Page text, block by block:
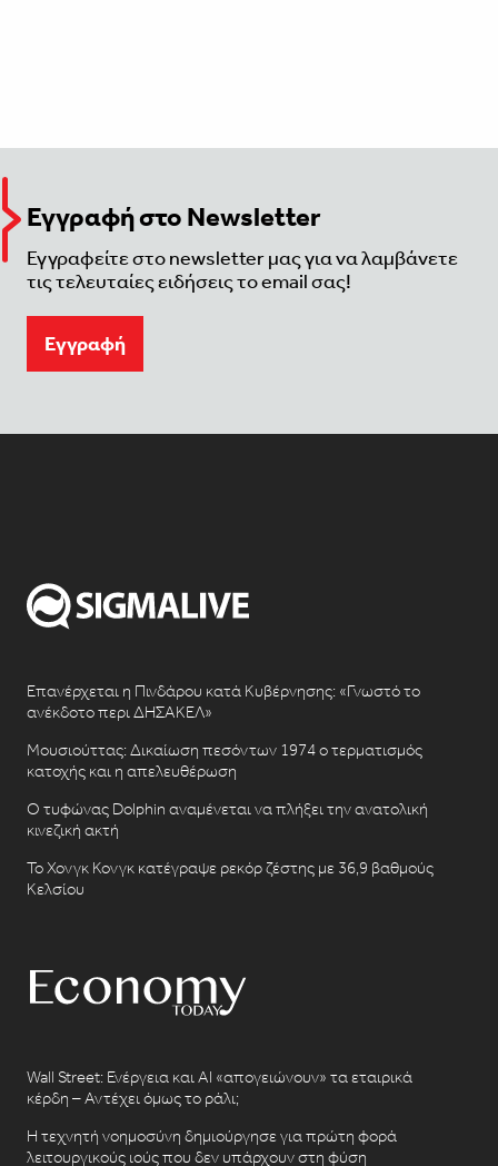
Εγγραφή στο Newsletter
Εγγραφείτε στο newsletter μας για να λαμβάνετε
τις τελευταίες ειδήσεις το email σας!
Eγγραφή
Επανέρχεται η Πινδάρου κατά Κυβέρνησης: «Γνωστό το
ανέκδοτο περι ΔΗΣΑΚΕΛ»
Μουσιούττας: Δικαίωση πεσόντων 1974 ο τερματισμός
κατοχής και η απελευθέρωση
Ο τυφώνας Dolphin αναμένεται να πλήξει την ανατολική
κινεζική ακτή
Το Χονγκ Κονγκ κατέγραψε ρεκόρ ζέστης με 36,9 βαθμούς
Κελσίου
Wall Street: Ενέργεια και AI «απογειώνουν» τα εταιρικά
κέρδη – Αντέχει όμως το ράλι;
Η τεχνητή νοημοσύνη δημιούργησε για πρώτη φορά
λειτουργικούς ιούς που δεν υπάρχουν στη φύση